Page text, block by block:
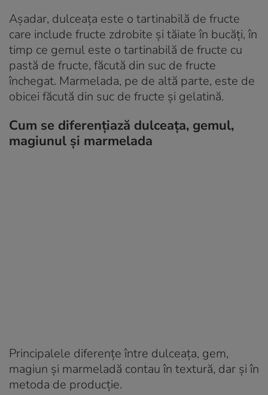
Așadar, dulceața este o tartinabilă de fructe
care include fructe zdrobite și tăiate în bucăți, în
timp ce gemul este o tartinabilă de fructe cu
pastă de fructe, făcută din suc de fructe
închegat. Marmelada, pe de altă parte, este de
obicei făcută din suc de fructe și gelatină.
Cum se diferențiază dulceața, gemul,
magiunul și marmelada
Principalele diferențe între dulceața, gem,
magiun și marmeladă contau în textură, dar și în
metoda de producție.